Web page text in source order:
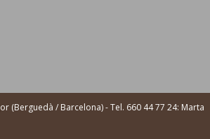
(Berguedà / Barcelona) - Tel. 660 44 77 24: Marta